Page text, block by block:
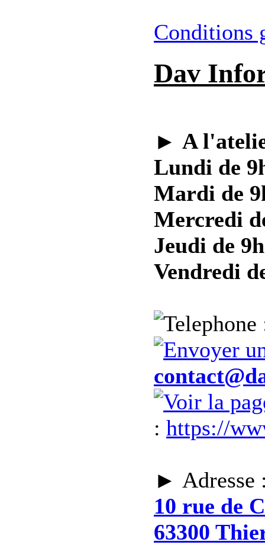
Conditions
Dav
► A
Lundi de
Mardi de
Mercredi
Jeudi de
Vendredi
: https://
► Adresse
10 rue de
63300